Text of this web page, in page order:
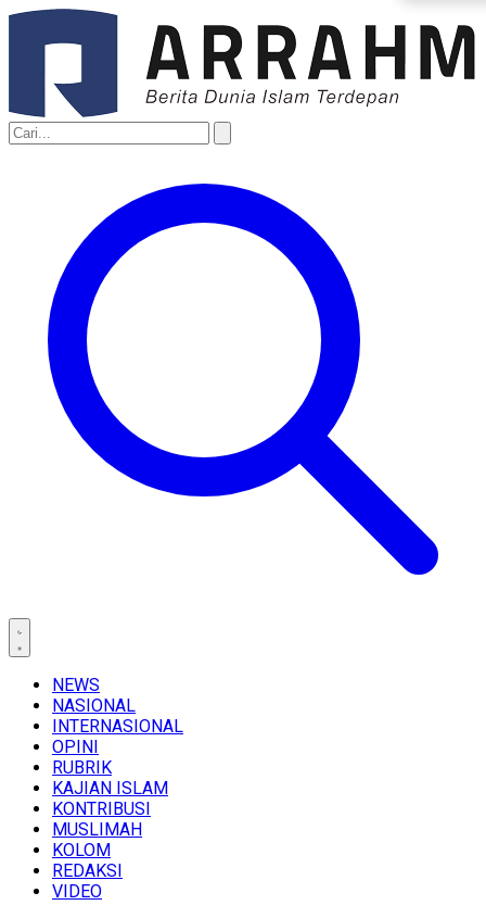
NEWS
NASIONAL
INTERNASIONAL
OPINI
RUBRIK
KAJIAN ISLAM
KONTRIBUSI
MUSLIMAH
KOLOM
REDAKSI
VIDEO